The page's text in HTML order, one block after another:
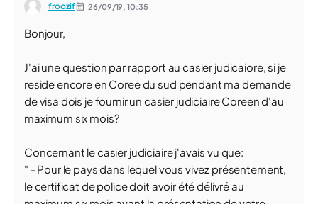
froozif 26/09/19,10:35
Bonjour,
J'ai une question par rapport au casier judicaiore, si je
reside encore en Coree du sud pendant ma demande
de visa dois je fournir un casier judiciaire Coreen d'au
maximum six mois?
Concernant le casier judiciaire j'avais vu que:
" - Pour le pays dans lequel vous vivez présentement,
le certificat de police doit avoir été délivré au